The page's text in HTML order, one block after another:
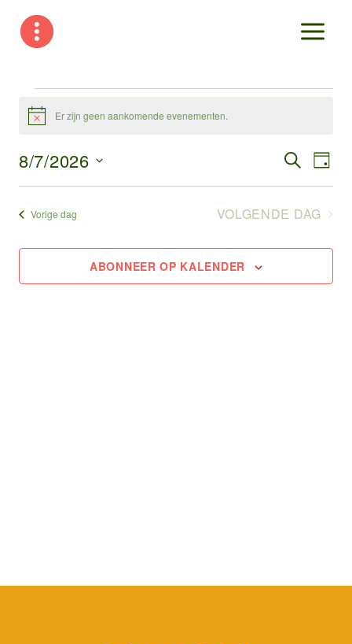
naar
inhoud
Evenementen
in
augustus
7,
2026
BerichtEr zijn geen aankomende evenementen.
en
ZOEKEN
DAG
8/7/2026
Selecteer
datum.
Vorige dag VOLGENDE DAG
ABONNEER OP KALENDER